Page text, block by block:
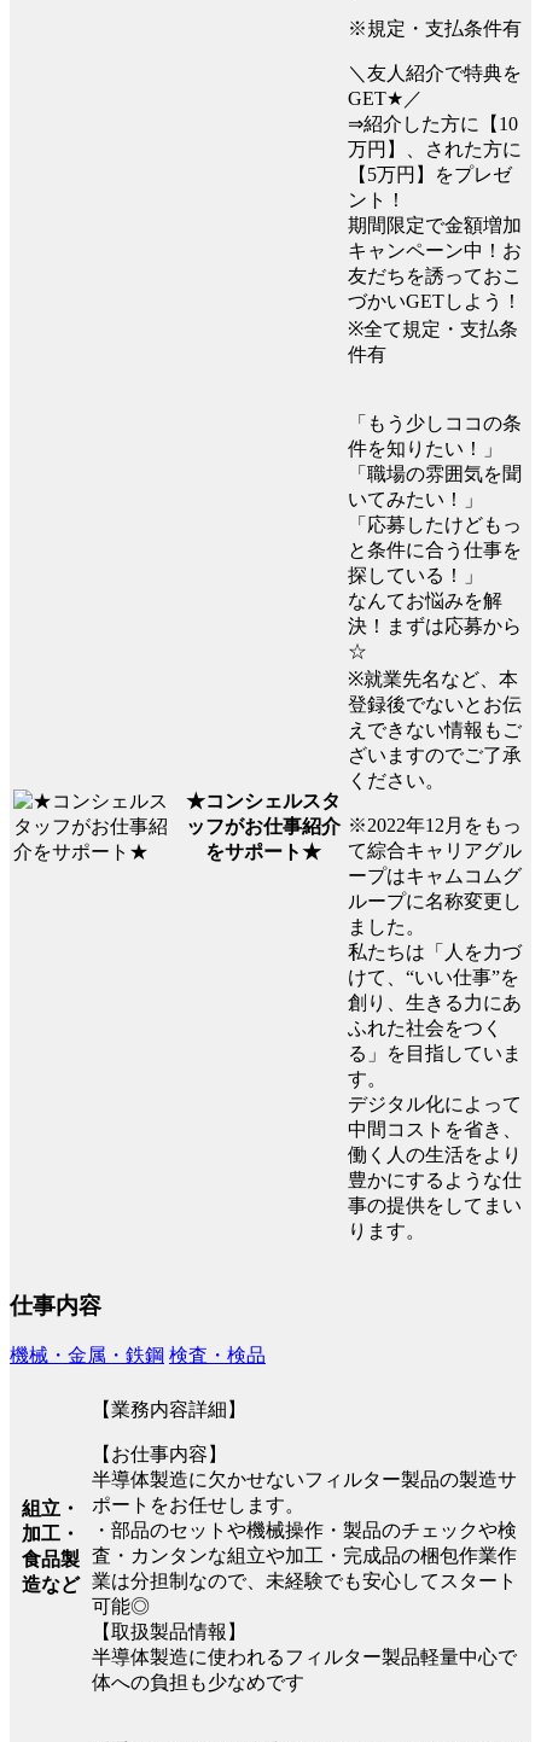
※規定・支払条件有
＼友人紹介で特典を
GET★／
⇒紹介した方に【10
万円】、された方に
【5万円】をプレゼ
ント！
期間限定で金額増加
キャンペーン中！お
友だちを誘っておこ
づかいGETしよう！
※全て規定・支払条
件有
★コンシェルスタ
ッフがお仕事紹介
をサポート★
「もう少しココの条
件を知りたい！」
「職場の雰囲気を聞
いてみたい！」
「応募したけどもっ
と条件に合う仕事を
探している！」
なんてお悩みを解
決！まずは応募から
☆
※就業先名など、本
登録後でないとお伝
えできない情報もご
ざいますのでご了承
ください。
※2022年12月をもっ
て綜合キャリアグル
ープはキャムコムグ
ループに名称変更し
ました。
私たちは「人を力づ
けて、“いい仕事”を
創り、生きる力にあ
ふれた社会をつく
る」を目指していま
す。
デジタル化によって
中間コストを省き、
働く人の生活をより
豊かにするような仕
事の提供をしてまい
ります。
仕事内容
機械・金属・鉄鋼 検査・検品
組立・
加工・
食品製
造など
【業務内容詳細】
【お仕事内容】
半導体製造に欠かせないフィルター製品の製造サ
ポートをお任せします。
・部品のセットや機械操作・製品のチェックや検
査・カンタンな組立や加工・完成品の梱包作業作
業は分担制なので、未経験でも安心してスタート
可能◎
【取扱製品情報】
半導体製造に使われるフィルター製品軽量中心で
体への負担も少なめです